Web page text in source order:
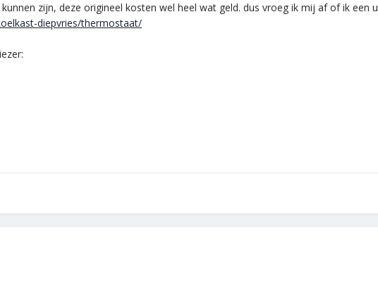
zijn, deze origineel kosten wel heel wat geld. dus vroeg ik mij af of ik een
diepvries/thermostaat/